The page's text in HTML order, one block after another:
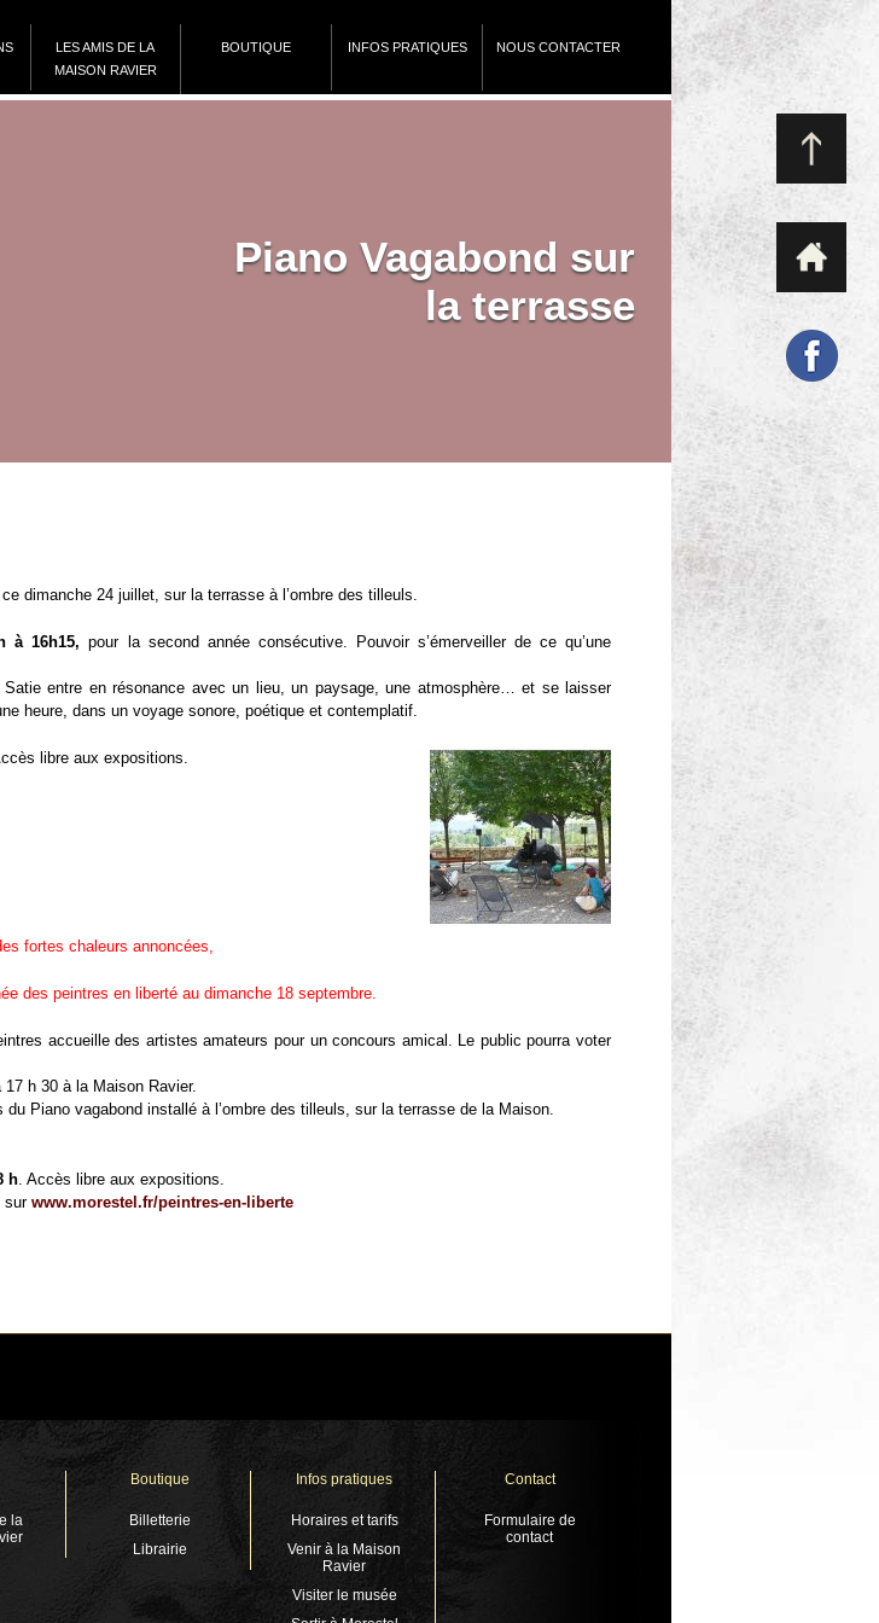
LES AMIS DE LA
MAISON RAVIER
BOUTIQUE INFOS PRATIQUES NOUS CONTACTER
Piano Vagabond sur
la terrasse
dimanche 24 juillet, sur la terrasse à l’ombre des tilleuls.
à 16h15, pour la second année consécutive. Pouvoir s’émerveiller de ce qu’une
entre en résonance avec un lieu, un paysage, une atmosphère… et se laisser
heure, dans un voyage sonore, poétique et contemplatif.
libre aux expositions.
fortes chaleurs annoncées,
des peintres en liberté au dimanche 18 septembre.
accueille des artistes amateurs pour un concours amical. Le public pourra voter
h 30 à la Maison Ravier.
du Piano vagabond installé à l’ombre des tilleuls, sur la terrasse de la Maison.
h. Accès libre aux expositions.
surwww.morestel.fr/peintres-en-liberte
la
Boutique
Billetterie
Librairie
Infos pratiques
Horaires et tarifs
Venir à la Maison
Ravier
Visiter le musée
Contact
Formulaire de
contact